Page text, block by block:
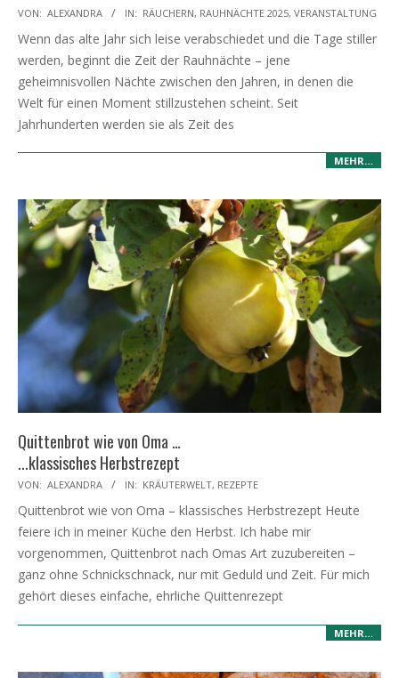
2025-
10-
VON: ALEXANDRA IN: RÄUCHERN, RAUHNÄCHTE 2025, VERANSTALTUNG
Wenn das alte Jahr sich leise verabschiedet und die Tage stiller
werden, beginnt die Zeit der Rauhnächte – jene
geheimnisvollen Nächte zwischen den Jahren, in denen die
Welt für einen Moment stillzustehen scheint. Seit
Jahrhunderten werden sie als Zeit des
MEHR…
Quittenbrot wie von Oma …
...klassisches Herbstrezept
2025-
10-
15
VON: ALEXANDRA IN: KRÄUTERWELT, REZEPTE
Quittenbrot wie von Oma – klassisches Herbstrezept Heute
feiere ich in meiner Küche den Herbst. Ich habe mir
vorgenommen, Quittenbrot nach Omas Art zuzubereiten –
ganz ohne Schnickschnack, nur mit Geduld und Zeit. Für mich
gehört dieses einfache, ehrliche Quittenrezept
MEHR…